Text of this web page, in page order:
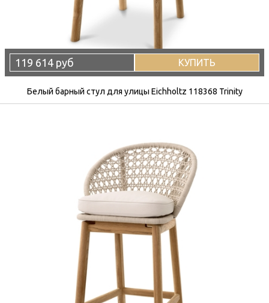
119 614 руб КУПИТЬ
Белый барный стул для улицы Eichholtz 118368 Trinity